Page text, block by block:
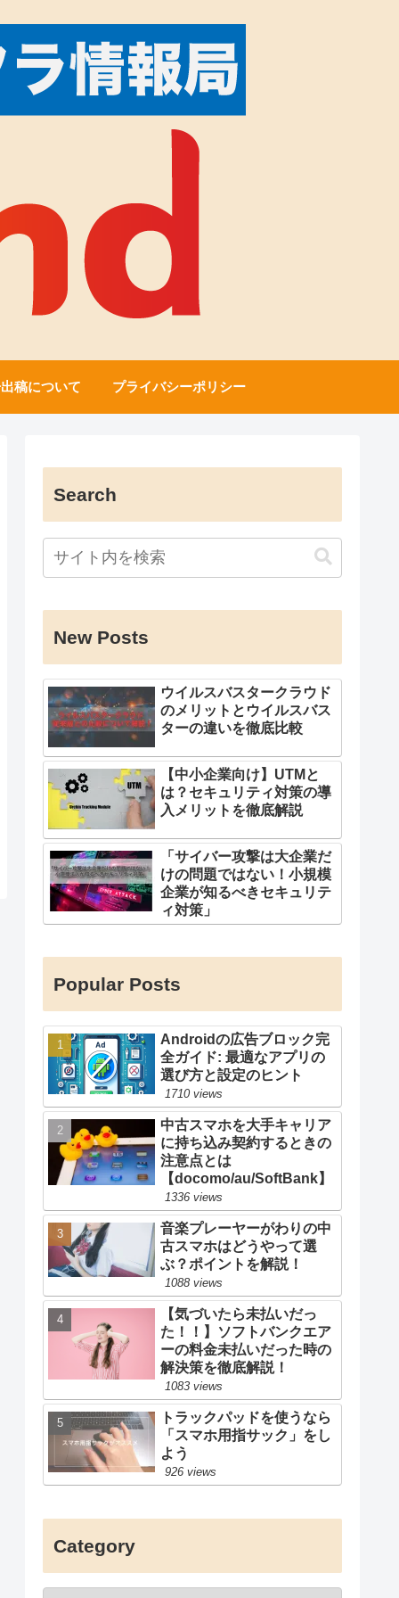
稿について プライバシーポリシー
Search
New Posts
ウイルスバスタークラウド
のメリットとウイルスバス
ターの違いを徹底比較
【中小企業向け】UTMと
は？セキュリティ対策の導
入メリットを徹底解説
「サイバー攻撃は大企業だ
けの問題ではない！小規模
企業が知るべきセキュリテ
ィ対策」
Popular Posts
Androidの広告ブロック完
全ガイド: 最適なアプリの
選び方と設定のヒント
1710 views
中古スマホを大手キャリア
に持ち込み契約するときの
注意点とは
【docomo/au/SoftBank】
1336 views
音楽プレーヤーがわりの中
古スマホはどうやって選
ぶ？ポイントを解説！
1088 views
【気づいたら未払いだっ
た！！】ソフトバンクエア
ーの料金未払いだった時の
解決策を徹底解説！
1083 views
トラックパッドを使うなら
「スマホ用指サック」をし
よう
926 views
Category